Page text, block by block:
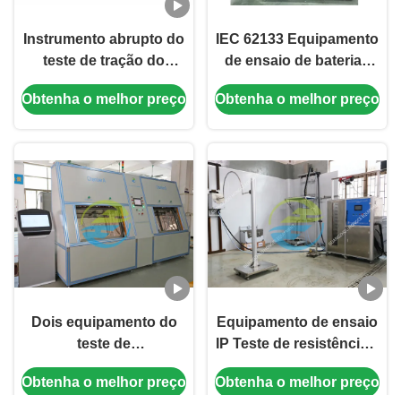
Instrumento abrupto do
teste de tração do
equipamento de testes
do cabo UL817 com 6
Obtenha o melhor preço
IEC 62133 Equipamento
de ensaio de baterias
Sistema de ensaio de
vibração elétrica
Obtenha o melhor preço
Dois equipamento do
teste de
impermeabilidade do
hélio da câmara 30s/Pc
Obtenha o melhor preço
Equipamento de ensaio
IP Teste de resistência à
água IEC 60529 IP1X
IP6X e IPX1-IPX9
Obtenha o melhor preço